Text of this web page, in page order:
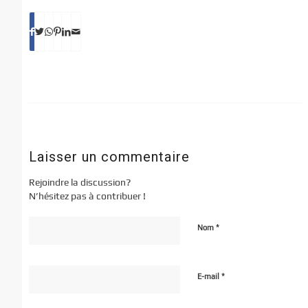
Laisser un commentaire
Rejoindre la discussion?
N’hésitez pas à contribuer !
Nom *
E-mail *